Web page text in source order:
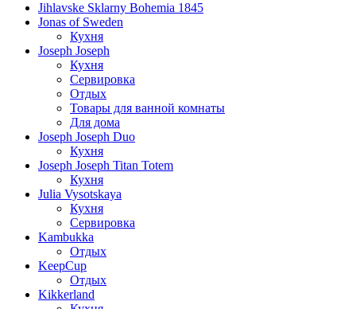
Jihlavske Sklarny Bohemia 1845
Jonas of Sweden
Кухня
Joseph Joseph
Кухня
Сервировка
Отдых
Товары для ванной комнаты
Для дома
Joseph Joseph Duo
Кухня
Joseph Joseph Titan Totem
Кухня
Julia Vysotskaya
Кухня
Сервировка
Kambukka
Отдых
KeepCup
Отдых
Kikkerland